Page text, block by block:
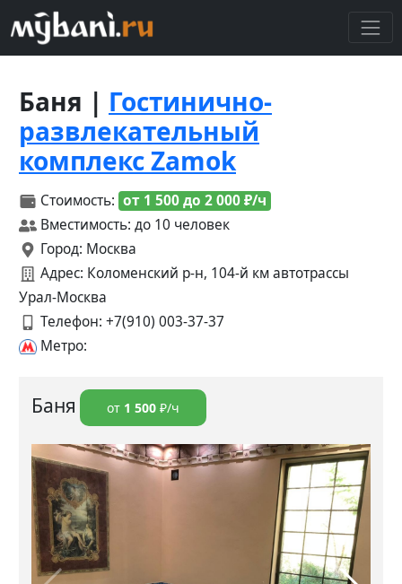
Баня | Гостинично-
развлекательный
комплекс Zamok
Стоимость: от 1 500 до 2 000 ₽/ч
Вместимость: до 10 человек
Город: Москва
Адрес: Коломенский р-н, 104-й км автотрассы
Урал-Москва
Телефон: +7(910) 003-37-37
Метро:
Баня от 1 500 ₽/ч